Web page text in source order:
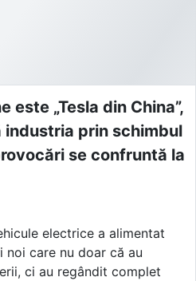
este „Tesla din China”,
industria prin schimbul
se confruntă la
electrice a alimentat
care nu doar că au
ci au regândit complet